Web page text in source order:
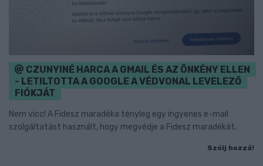
CZUNYINÉ HARCA A GMAIL ÉS AZ ÖNKÉNY ELLEN
- LETILTOTTA A GOOGLE A VÉDVONAL LEVELEZŐ
FIÓKJÁT
Nem vicc! A Fidesz maradéka tényleg egy ingyenes e-mail
szolgáltatást használt, hogy megvédje a Fidesz maradékát.
Szólj hozzá!